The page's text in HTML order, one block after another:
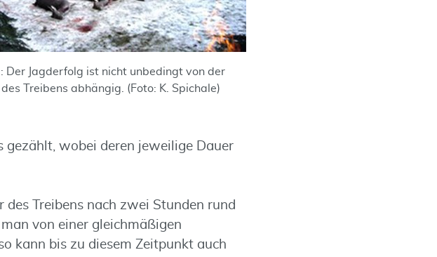
Der Jagderfolg ist nicht unbedingt von der
des Treibens abhängig. (Foto: K. Spichale)
gezählt, wobei deren jeweilige Dauer
Treibens nach zwei Stunden rund
von einer gleichmäßigen
kann bis zu diesem Zeitpunkt auch